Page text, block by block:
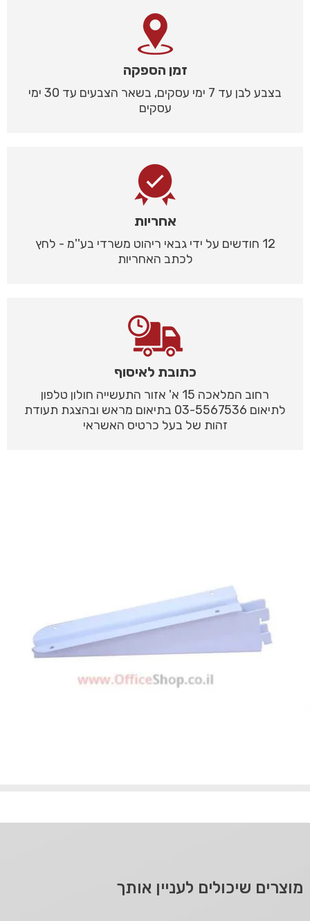
זמן הספקה
בצבע לבן עד 7 ימי עסקים, בשאר הצבעים עד 30 ימי
עסקים
אחריות
12 חודשים על ידי גבאי ריהוט משרדי בע''מ - לחץ
לכתב האחריות
כתובת לאיסוף
רחוב המלאכה 15 א' אזור התעשייה חולון טלפון
לתיאום 03-5567536 בתיאום מראש ובהצגת תעודת
זהות של בעל כרטיס האשראי
מוצרים שיכולים לעניין אותך